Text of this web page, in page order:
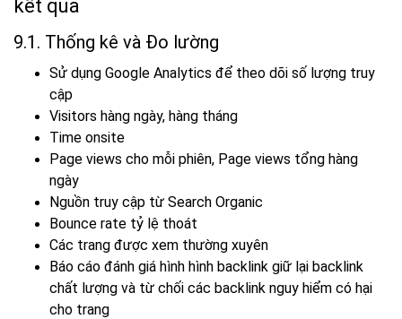
kết quả
9.1. Thống kê và Đo lường
Sử dụng Google Analytics để theo dõi số lượng truy
cập
Visitors hàng ngày, hàng tháng
Time onsite
Page views cho mỗi phiên, Page views tổng hàng
ngày
Nguồn truy cập từ Search Organic
Bounce rate tỷ lệ thoát
Các trang được xem thường xuyên
Báo cáo đánh giá hình hình backlink giữ lại backlink
chất lượng và từ chối các backlink nguy hiểm có hại
cho trang